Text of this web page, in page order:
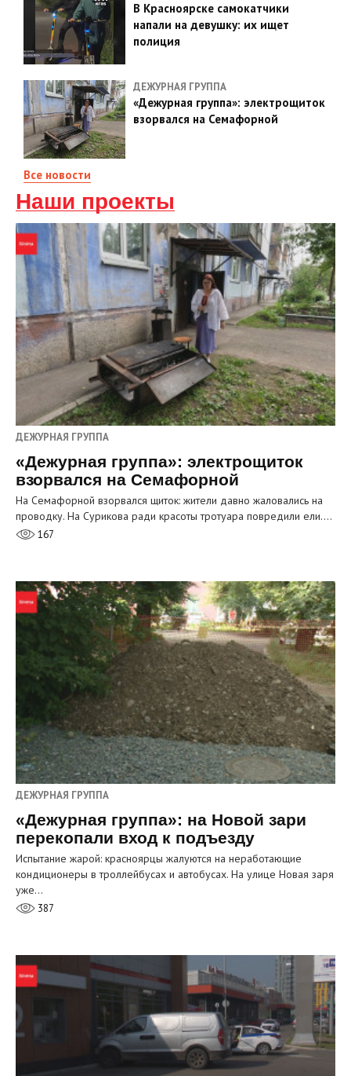
В Красноярске самокатчики
напали на девушку: их ищет
полиция
ДЕЖУРНАЯ ГРУППА
«Дежурная группа»: электрощиток
взорвался на Семафорной
Все новости
Наши проекты
ДЕЖУРНАЯ ГРУППА
«Дежурная группа»: электрощиток
взорвался на Семафорной
На Семафорной взорвался щиток: жители давно жаловались на
проводку. На Сурикова ради красоты тротуара повредили ели.…
167
ДЕЖУРНАЯ ГРУППА
«Дежурная группа»: на Новой зари
перекопали вход к подъезду
Испытание жарой: красноярцы жалуются на неработающие
кондиционеры в троллейбусах и автобусах. На улице Новая заря
уже…
387